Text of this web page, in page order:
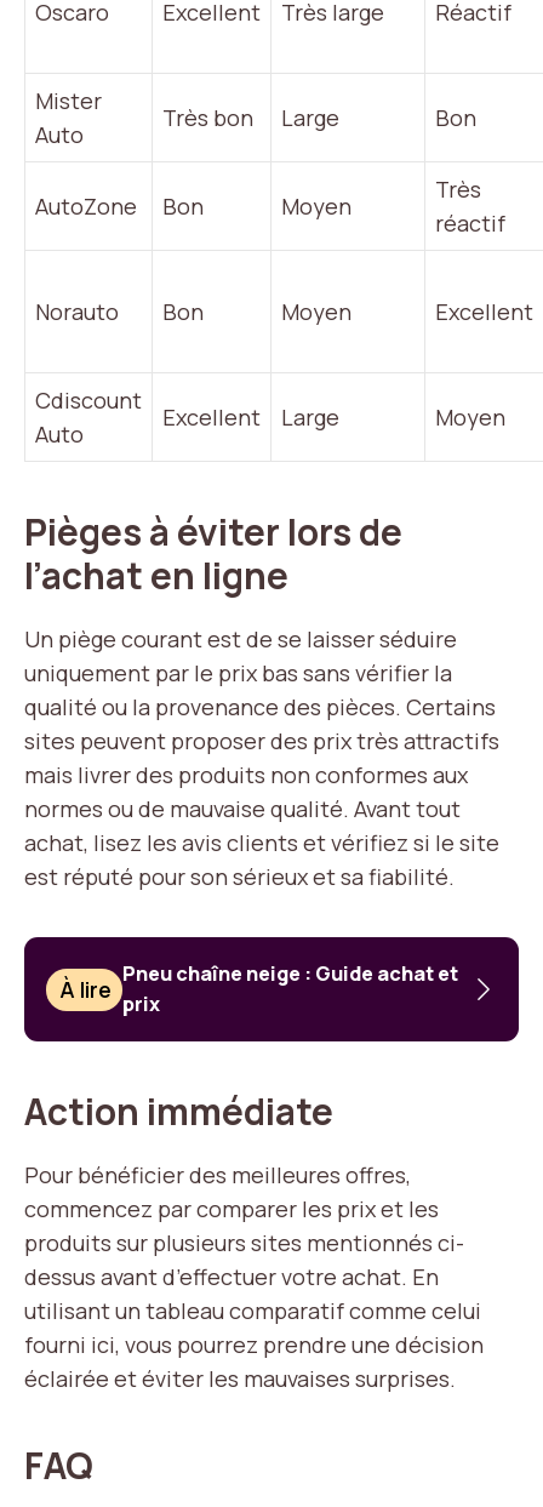
Oscaro Excellent Très large Réactif
Mister
Auto
Très bon Large Bon
AutoZone Bon Moyen
Très
réactif
Norauto Bon Moyen Excellent
Cdiscount
Auto
Excellent Large Moyen
Pièges à éviter lors de
l’achat en ligne
Un piège courant est de se laisser séduire
uniquement par le prix bas sans vérifier la
qualité ou la provenance des pièces. Certains
sites peuvent proposer des prix très attractifs
mais livrer des produits non conformes aux
normes ou de mauvaise qualité. Avant tout
achat, lisez les avis clients et vérifiez si le site
est réputé pour son sérieux et sa fiabilité.
À lire
Pneu chaîne neige : Guide achat et
prix
Action immédiate
Pour bénéficier des meilleures offres,
commencez par comparer les prix et les
produits sur plusieurs sites mentionnés ci-
dessus avant d’effectuer votre achat. En
utilisant un tableau comparatif comme celui
fourni ici, vous pourrez prendre une décision
éclairée et éviter les mauvaises surprises.
FAQ